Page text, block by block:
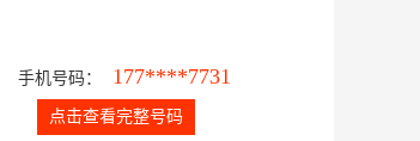
手机号码： 177****7731
点击查看完整号码